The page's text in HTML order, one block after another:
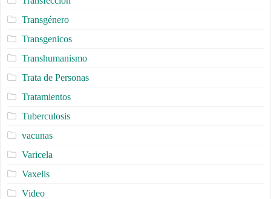
Transgénero
Transgenicos
Transhumanismo
Trata de Personas
Tratamientos
Tuberculosis
vacunas
Varicela
Vaxelis
Video